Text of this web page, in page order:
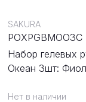
Нет в наличии
Набор гелевых
Океан 3шт:
SAKURA
POXPGBMOO3C